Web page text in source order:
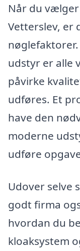
Når du
Vetterslev, er
udstyr er alle
påvirke
udføres. Et
have den
moderne
udføre
Udover selve
godt firma
hvordan du
kloaksystem